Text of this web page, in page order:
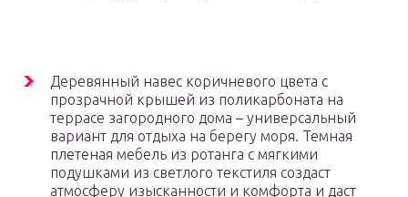
Деревянный навес коричневого цвета с
прозрачной крышей из поликарбоната на
террасе загородного дома – универсальный
вариант для отдыха на берегу моря. Темная
плетеная мебель из ротанга с мягкими
подушками из светлого текстиля создаст
атмосферу изысканности и комфорта и даст